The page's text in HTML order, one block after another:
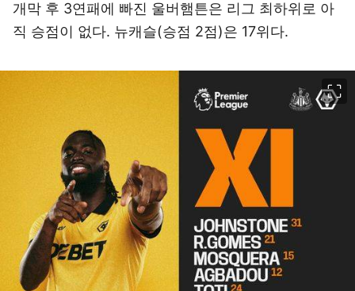
개막 후 3연패에 빠진 울버햄튼은 리그 최하위로 아
직 승점이 없다. 뉴캐슬(승점 2점)은 17위다.